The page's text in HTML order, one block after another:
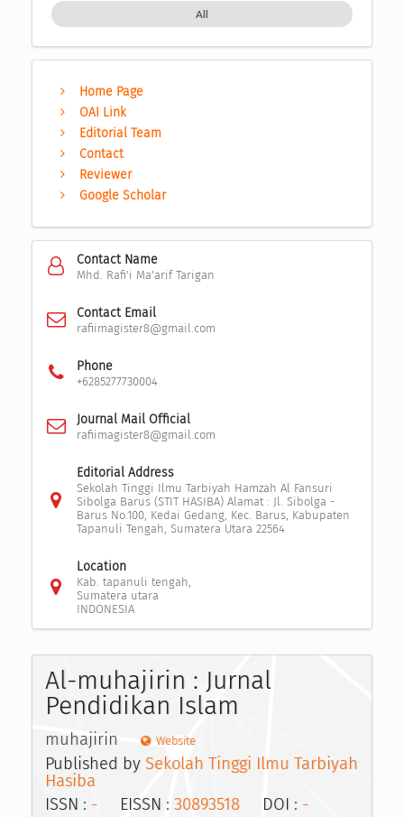
All
Home Page
OAI Link
Editorial Team
Contact
Reviewer
Google Scholar
Contact Name
Mhd. Rafi'i Ma'arif Tarigan
Contact Email
rafiimagister8@gmail.com
Phone
+6285277730004
Journal Mail Official
rafiimagister8@gmail.com
Editorial Address
Sekolah Tinggi Ilmu Tarbiyah Hamzah Al Fansuri
Sibolga Barus (STIT HASIBA) Alamat : Jl. Sibolga -
Barus No.100, Kedai Gedang, Kec. Barus, Kabupaten
Tapanuli Tengah, Sumatera Utara 22564
Location
Kab. tapanuli tengah,
Sumatera utara
INDONESIA
Al-muhajirin : Jurnal
Pendidikan Islam
muhajirin Website
Published by Sekolah Tinggi Ilmu Tarbiyah
Hasiba
ISSN : - EISSN : 30893518 DOI : -